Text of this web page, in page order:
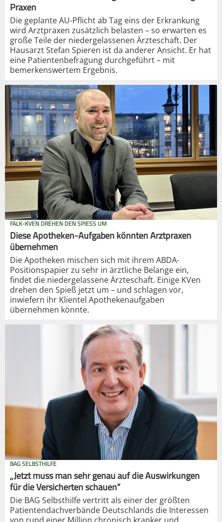
Praxen
Die geplante AU-Pflicht ab Tag eins der Erkrankung
wird Arztpraxen zusätzlich belasten – so erwarten es
große Teile der niedergelassenen Ärzteschaft. Der
Hausarzt Stefan Spieren ist da anderer Ansicht. Er hat
eine Patientenbefragung durchgeführt – mit
bemerkenswertem Ergebnis.
FALK-KVEN DREHEN DEN SPIESS UM
Diese Apotheken-Aufgaben könnten Arztpraxen
übernehmen
Die Apotheken mischen sich mit ihrem ABDA-
Positionspapier zu sehr in ärztliche Belange ein,
findet die niedergelassene Ärzteschaft. Einige KVen
drehen den Spieß jetzt um – und schlagen vor,
inwiefern ihr Klientel Apothekenaufgaben
übernehmen könnte.
BAG SELBSTHILFE
„Jetzt muss man sehr genau auf die Auswirkungen
für die Versicherten schauen“
Die BAG Selbsthilfe vertritt als einer der größten
Patientendachverbände Deutschlands die Interessen